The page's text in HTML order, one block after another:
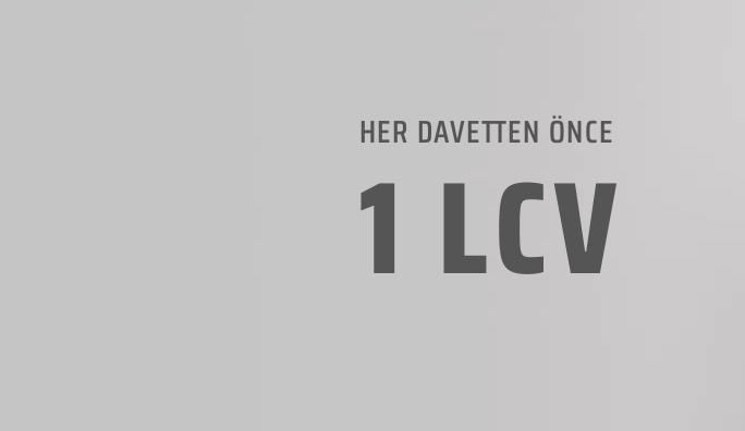
HER DAVETTEN ÖNCE
1 LCV